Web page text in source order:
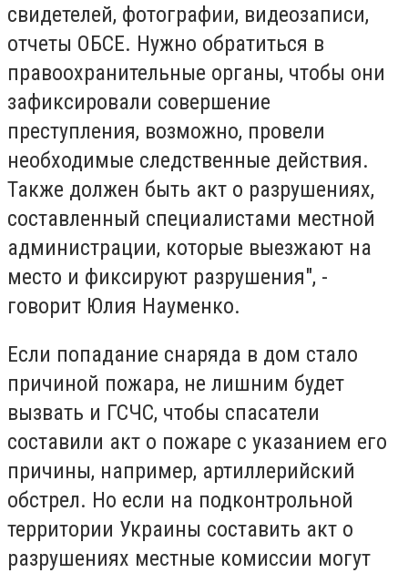
свидетелей, фотографии, видеозаписи,
отчеты ОБСЕ. Нужно обратиться в
правоохранительные органы, чтобы они
зафиксировали совершение
преступления, возможно, провели
необходимые следственные действия.
Также должен быть акт о разрушениях,
составленный специалистами местной
администрации, которые выезжают на
место и фиксируют разрушения", -
говорит Юлия Науменко.
Если попадание снаряда в дом стало
причиной пожара, не лишним будет
вызвать и ГСЧС, чтобы спасатели
составили акт о пожаре с указанием его
причины, например, артиллерийский
обстрел. Но если на подконтрольной
территории Украины составить акт о
разрушениях местные комиссии могут